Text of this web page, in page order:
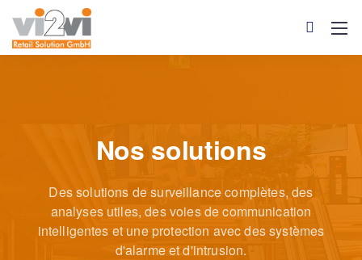
Nos solutions
Des solutions de surveillance complètes, des
analyses utiles, des voies de communication
intelligentes et une protection avec des systèmes
d'alarme et d'intrusion.